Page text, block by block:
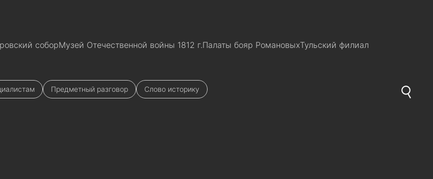
соборМузей Отечественной войны 1812 г.Палаты бояр РомановыхТульский филиал
Предметный разговор Слово историку